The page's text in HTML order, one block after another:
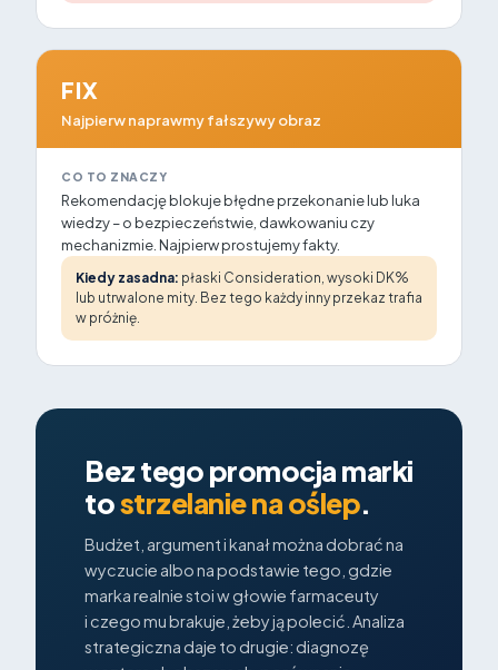
FIX
Najpierw naprawmy fałszywy obraz
CO TO ZNACZY
Rekomendację blokuje błędne przekonanie lub luka
wiedzy – o bezpieczeństwie, dawkowaniu czy
mechanizmie. Najpierw prostujemy fakty.
Kiedy zasadna: płaski Consideration, wysoki DK%
lub utrwalone mity. Bez tego każdy inny przekaz trafia
w próżnię.
Bez tego promocja marki
tostrzelanie na oślep.
Budżet, argument i kanał można dobrać na
wyczucie albo na podstawie tego, gdzie
marka realnie stoi w głowie farmaceuty
i czego mu brakuje, żeby ją polecić. Analiza
strategiczna daje to drugie: diagnozę